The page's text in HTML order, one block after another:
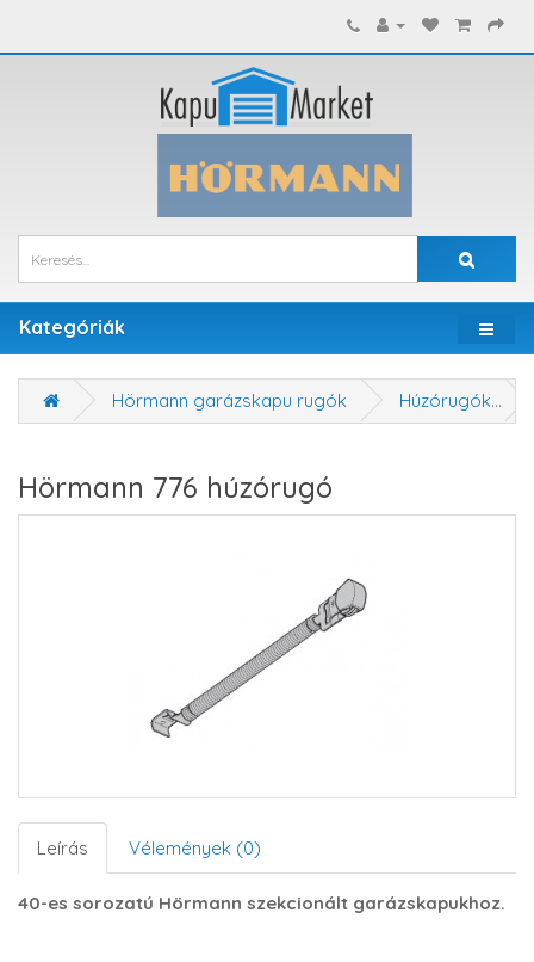
Kategóriák
Hörmann garázskapu rugók Húzórugók
Hörmann 776 húzórugó
Leírás Vélemények (0)
40-es sorozatú Hörmann szekcionált garázskapukhoz.